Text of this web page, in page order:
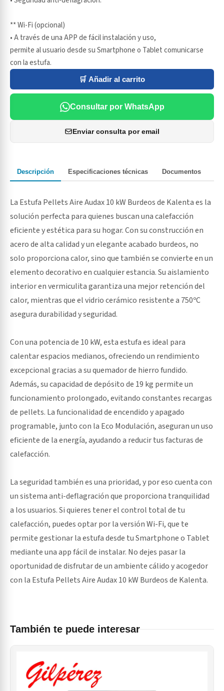
** Wi-Fi (opcional)
• A través de una APP de fácil instalación y uso,
permite al usuario desde su Smartphone o Tablet comunicarse
con la estufa.
🛒 Añadir al carrito
Consultar por WhatsApp
Enviar consulta por email
Descripción Especificaciones técnicas Documentos
La Estufa Pellets Aire Audax 10 kW Burdeos de Kalenta es la
solución perfecta para quienes buscan una calefacción
eficiente y estética para su hogar. Con su construcción en
acero de alta calidad y un elegante acabado burdeos, no
solo proporciona calor, sino que también se convierte en un
elemento decorativo en cualquier estancia. Su aislamiento
interior en vermiculita garantiza una mejor retención del
calor, mientras que el vidrio cerámico resistente a 750ºC
asegura durabilidad y seguridad.
Con una potencia de 10 kW, esta estufa es ideal para
calentar espacios medianos, ofreciendo un rendimiento
excepcional gracias a su quemador de hierro fundido.
Además, su capacidad de depósito de 19 kg permite un
funcionamiento prolongado, evitando constantes recargas
de pellets. La funcionalidad de encendido y apagado
programable, junto con la Eco Modulación, aseguran un uso
eficiente de la energía, ayudando a reducir tus facturas de
calefacción.
La seguridad también es una prioridad, y por eso cuenta con
un sistema anti-deflagración que proporciona tranquilidad
a los usuarios. Si quieres tener el control total de tu
calefacción, puedes optar por la versión Wi-Fi, que te
permite gestionar la estufa desde tu Smartphone o Tablet
mediante una app fácil de instalar. No dejes pasar la
oportunidad de disfrutar de un ambiente cálido y acogedor
con la Estufa Pellets Aire Audax 10 kW Burdeos de Kalenta.
También te puede interesar